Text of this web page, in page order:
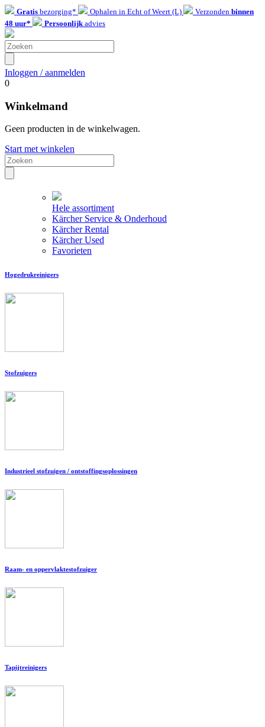
Gratis bezorging* Ophalen in Echt of Weert (L) Verzonden binnen
48 uur*
Persoonlijkadvies
Inloggen / aanmelden
0
Winkelmand
Geen producten in de winkelwagen.
Start met winkelen
Hele assortiment
Kärcher Service & Onderhoud
Kärcher Rental
Kärcher Used
Favorieten
Hogedrukreinigers
Stofzuigers
Industrieel stofzuigen / ontstoffingsoplossingen
Raam- en oppervlaktestofzuiger
Tapijtreinigers